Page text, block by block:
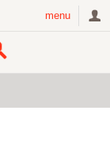
menu